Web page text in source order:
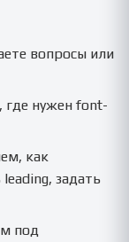
вопросы или
нужен font-
как
задать
под